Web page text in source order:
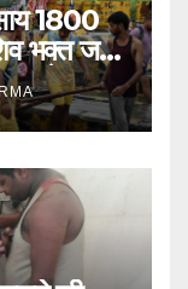
1800
भक्त जल
चुके